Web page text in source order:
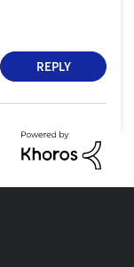
REPLY